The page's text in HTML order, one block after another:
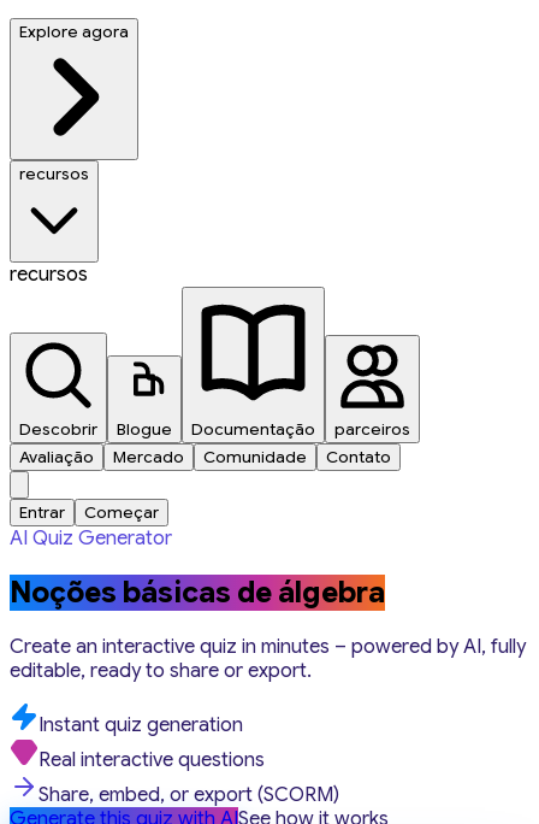
Explore agora
recursos
recursos
Descobrir Blogue Documentação
parceiros
Avaliação
Mercado Comunidade Contato
Entrar Começar
AI Quiz Generator
Noções básicas de álgebra
Create an interactive quiz in minutes – powered by AI, fully
editable, ready to share or export.
Instant quiz generation
Real interactive questions
Share, embed, or export (SCORM)
Generate this quiz with AISee how it works